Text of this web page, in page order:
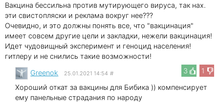
Вакцина бессильна против мутирующего вируса, так нах.
эти свистопляски и реклама вокруг нее???
Очевидно, и это должны понять все, что "вакцинация"
имеет совсем другие цели и закладки, нежели вакцинация!
Идет чудовищный эксперимент и геноцид населения!
гитлеру и не снились такие возможности!
3
1
Greenok 25.01.2021 14:54 #
Хороший откат за вакцины для Бибика )) компенсирует
ему панельные страдания по народу